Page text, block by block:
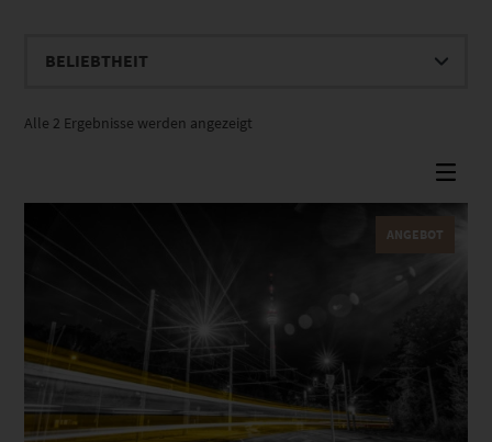
Alle 2 Ergebnisse werden angezeigt
ANGEBOT